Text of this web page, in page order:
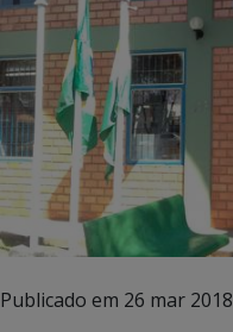
Publicado em 26 mar 2018